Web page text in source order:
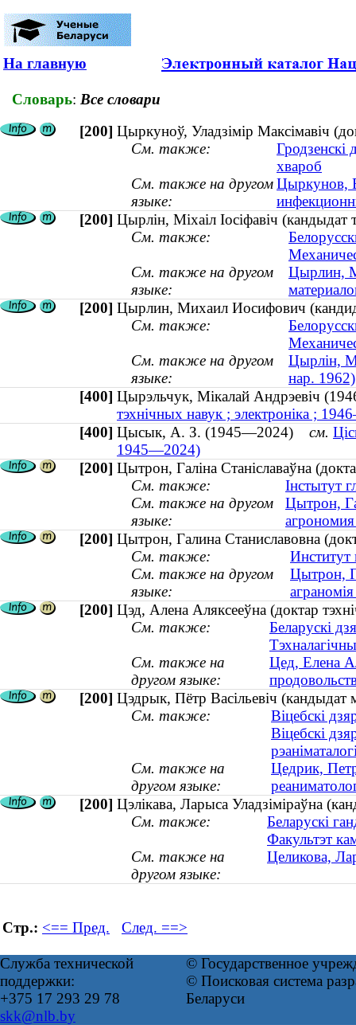
На главную
Словарь: Все словари
[200] Цыркуноў, Уладзімір Максімавіч
См. также:
Гродзенскі
хвароб
См. также на другом
языке:
Цыркунов,
[200] Цырлін, Міхаіл Іосіфавіч
См. также:
См. также на другом
языке:
Цырлин,
[200] Цырлин, Михаил Иосифович
См. также:
См. также на другом
языке:
Цырлін,
нар. 1962)
[400] Цырэльчук, Мікалай Андрэевіч
тэхнічных навук ; электроніка ;
[400] Цысык, А. З. (1945—2024) см.
1945—2024)
[200] Цытрон, Галіна Станіславаўна
См. также:
Інстытут
См. также на другом
языке:
Цытрон,
[200] Цытрон, Галина Станиславовна
См. также:
См. также на другом
языке:
Цытрон,
[200] Цэд, Алена Аляксееўна (доктар
См. также:
Беларускі
См. также на
другом языке:
Цед, Елена
[200] Цэдрык, Пётр Васільевіч (кандыдат
См. также:
Віцебскі
Віцебскі
См. также на
другом языке:
Цедрик,
[200] Цэлікава, Ларыса Уладзіміраўна
См. также:
Беларускі
Факультэт
См. также на
другом языке:
Целикова,
Стр.: <== Пред. След. ==>
Служба технической
поддержки:
+375 17 293 29 78
skk@nlb.by
© Государственное
© Поисковая система
Беларуси